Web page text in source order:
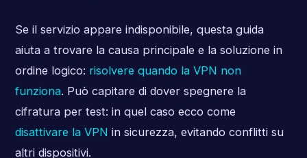
Se il servizio appare indisponibile, questa guida
aiuta a trovare la causa principale e la soluzione in
ordine logico: risolvere quando la VPN non
funziona. Può capitare di dover spegnere la
cifratura per test: in quel caso ecco come
disattivare la VPN in sicurezza, evitando conflitti su
altri dispositivi.